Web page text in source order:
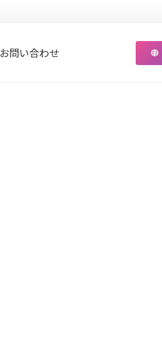
お問い合わせ